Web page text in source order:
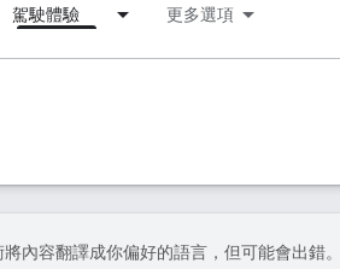
駕駛體驗 更多選項
將內容翻譯成你偏好的語言，但可能會出錯